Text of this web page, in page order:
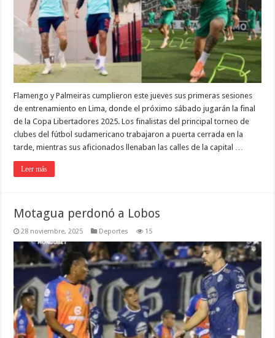
Flamengo y Palmeiras cumplieron este jueves sus primeras sesiones
de entrenamiento en Lima, donde el próximo sábado jugarán la final
de la Copa Libertadores 2025. Los finalistas del principal torneo de
clubes del fútbol sudamericano trabajaron a puerta cerrada en la
tarde, mientras sus aficionados llenaban las calles de la capital …
Leer más
Motagua perdonó a Lobos
28 noviembre, 2025 Deportes 15